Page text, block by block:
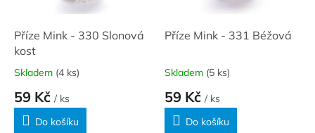
Příze Mink - 330 Slonová
kost
Skladem (4 ks)
59 Kč / ks
Do košíku
Příze Mink - 331 Béžová
Skladem (5 ks)
59 Kč / ks
Do košíku